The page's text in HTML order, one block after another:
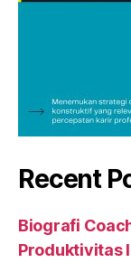
Recent
Biografi
Produktivitas